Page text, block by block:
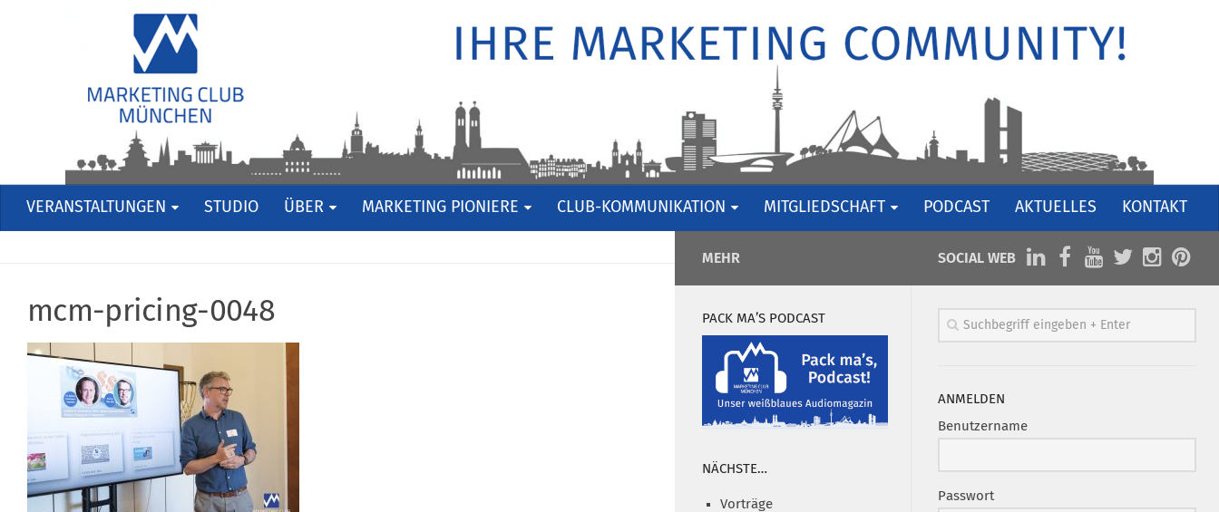
VERANSTALTUNGEN STUDIO ÜBER MARKETING PIONIERE CLUB-KOMMUNIKATION MITGLIEDSCHAFT PODCAST AKTUELLES KONTAKT
mcm-pricing-0048
SOCIAL WEB
ANMELDEN
Benutzername
Passwort
MEHR
PACK MA’S PODCAST
NÄCHSTE…
Vorträge